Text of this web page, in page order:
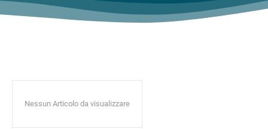
Nessun Articolo da visualizzare